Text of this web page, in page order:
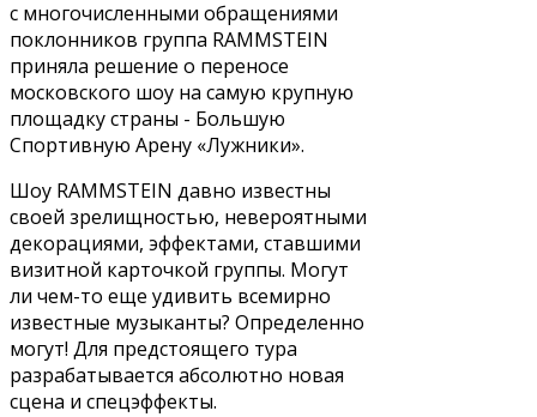
с многочисленными обращениями
поклонников группа RAMMSTEIN
приняла решение о переносе
московского шоу на самую крупную
площадку страны - Большую
Спортивную Арену «Лужники».
Шоу RAMMSTEIN давно известны
своей зрелищностью, невероятными
декорациями, эффектами, ставшими
визитной карточкой группы. Могут
ли чем-то еще удивить всемирно
известные музыканты? Определенно
могут! Для предстоящего тура
разрабатывается абсолютно новая
сцена и спецэффекты.